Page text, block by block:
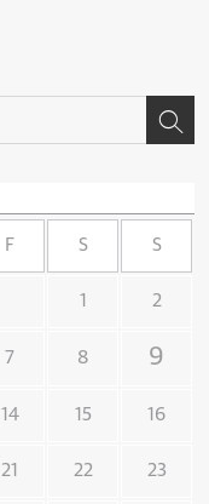
F S S
1 2
7 8 9
14 15 16
21 22 23